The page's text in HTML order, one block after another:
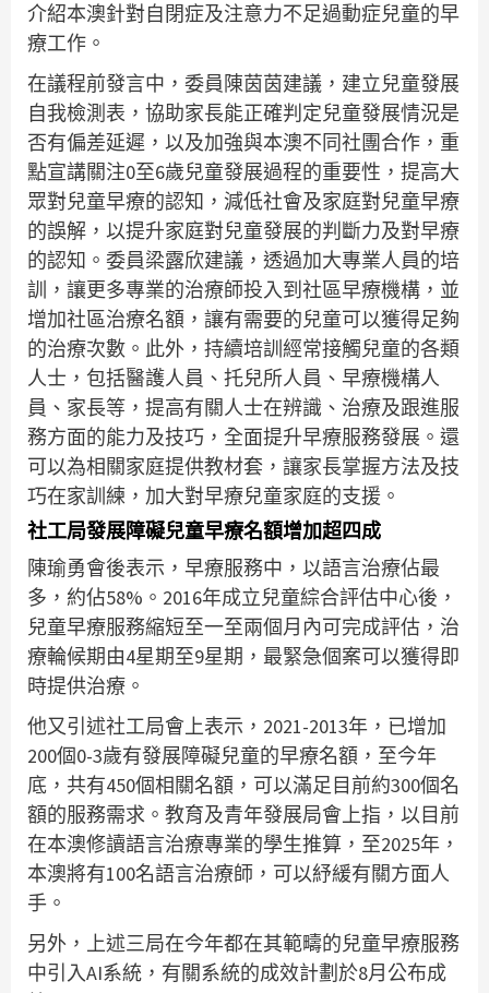
介紹本澳針對自閉症及注意力不足過動症兒童的早
療工作。
在議程前發言中，委員陳茵茵建議，建立兒童發展
自我檢測表，協助家長能正確判定兒童發展情況是
否有偏差延遲，以及加強與本澳不同社團合作，重
點宣講關注0至6歲兒童發展過程的重要性，提高大
眾對兒童早療的認知，減低社會及家庭對兒童早療
的誤解，以提升家庭對兒童發展的判斷力及對早療
的認知。委員梁露欣建議，透過加大專業人員的培
訓，讓更多專業的治療師投入到社區早療機構，並
增加社區治療名額，讓有需要的兒童可以獲得足夠
的治療次數。此外，持續培訓經常接觸兒童的各類
人士，包括醫護人員、托兒所人員、早療機構人
員、家長等，提高有關人士在辨識、治療及跟進服
務方面的能力及技巧，全面提升早療服務發展。還
可以為相關家庭提供教材套，讓家長掌握方法及技
巧在家訓練，加大對早療兒童家庭的支援。
社工局發展障礙兒童早療名額增加超四成
陳瑜勇會後表示，早療服務中，以語言治療佔最
多，約佔58%。2016年成立兒童綜合評估中心後，
兒童早療服務縮短至一至兩個月內可完成評估，治
療輪候期由4星期至9星期，最緊急個案可以獲得即
時提供治療。
他又引述社工局會上表示，2021-2013年，已增加
200個0-3歲有發展障礙兒童的早療名額，至今年
底，共有450個相關名額，可以滿足目前約300個名
額的服務需求。教育及青年發展局會上指，以目前
在本澳修讀語言治療專業的學生推算，至2025年，
本澳將有100名語言治療師，可以紓緩有關方面人
手。
另外，上述三局在今年都在其範疇的兒童早療服務
中引入AI系統，有關系統的成效計劃於8月公布成